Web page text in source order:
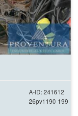
A-ID: 241612
26pv1190-199